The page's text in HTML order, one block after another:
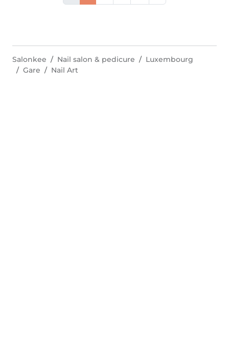
Salonkee Nail salon & pedicure
Luxembourg
Gare
Nail Art